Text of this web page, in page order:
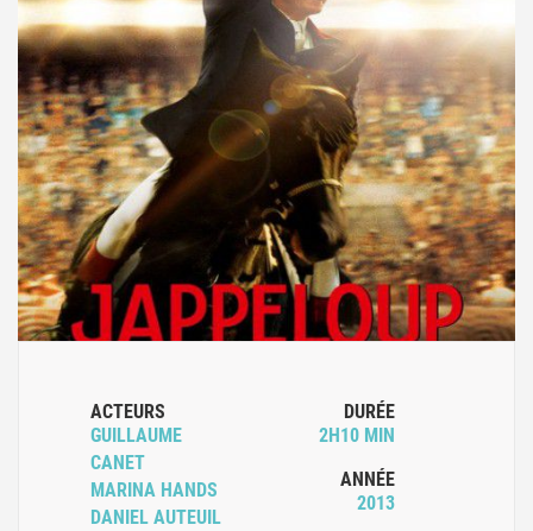
ACTEURS
GUILLAUME
CANET
MARINA HANDS
DANIEL AUTEUIL
DURÉE
2H10 MIN
ANNÉE
2013